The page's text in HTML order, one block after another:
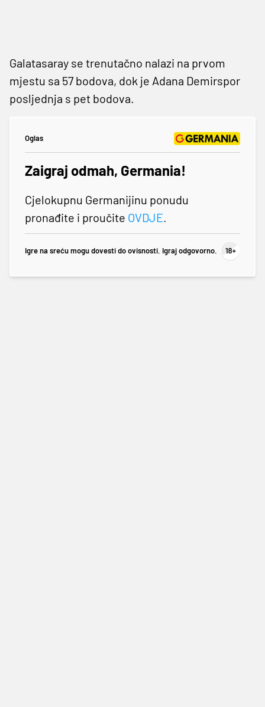
Galatasaray se trenutačno nalazi na prvom
mjestu sa 57 bodova, dok je Adana Demirspor
posljednja s pet bodova.
Oglas
Zaigraj odmah, Germania!
Cjelokupnu Germanijinu ponudu
pronađite i proučite OVDJE.
Igre na sreću mogu dovesti do ovisnosti. Igraj odgovorno.